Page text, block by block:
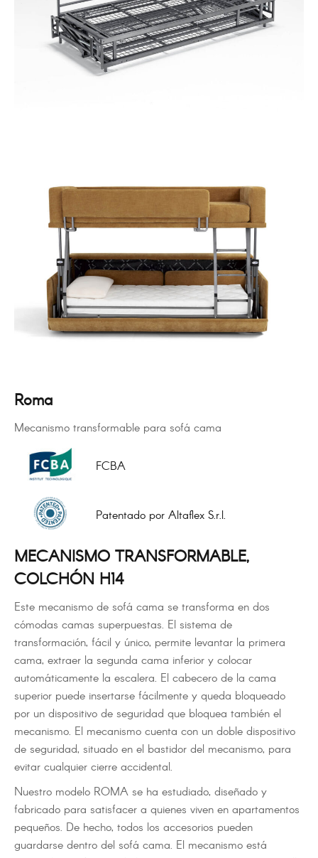
Roma
Mecanismo transformable para sofá cama
FCBA
Patentado por Altaflex S.r.l.
MECANISMO TRANSFORMABLE,
COLCHÓN H14
Este mecanismo de sofá cama se transforma en dos
cómodas camas superpuestas. El sistema de
transformación, fácil y único, permite levantar la primera
cama, extraer la segunda cama inferior y colocar
automáticamente la escalera. El cabecero de la cama
superior puede insertarse fácilmente y queda bloqueado
por un dispositivo de seguridad que bloquea también el
mecanismo. El mecanismo cuenta con un doble dispositivo
de seguridad, situado en el bastidor del mecanismo, para
evitar cualquier cierre accidental.
Nuestro modelo ROMA se ha estudiado, diseñado y
fabricado para satisfacer a quienes viven en apartamentos
pequeños. De hecho, todos los accesorios pueden
guardarse dentro del sofá cama. El mecanismo está